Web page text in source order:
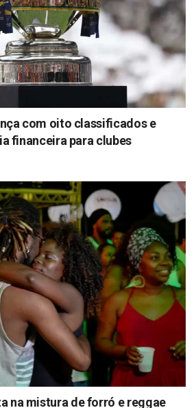
com oito classificados e
financeira para clubes
na mistura de forró e reggae